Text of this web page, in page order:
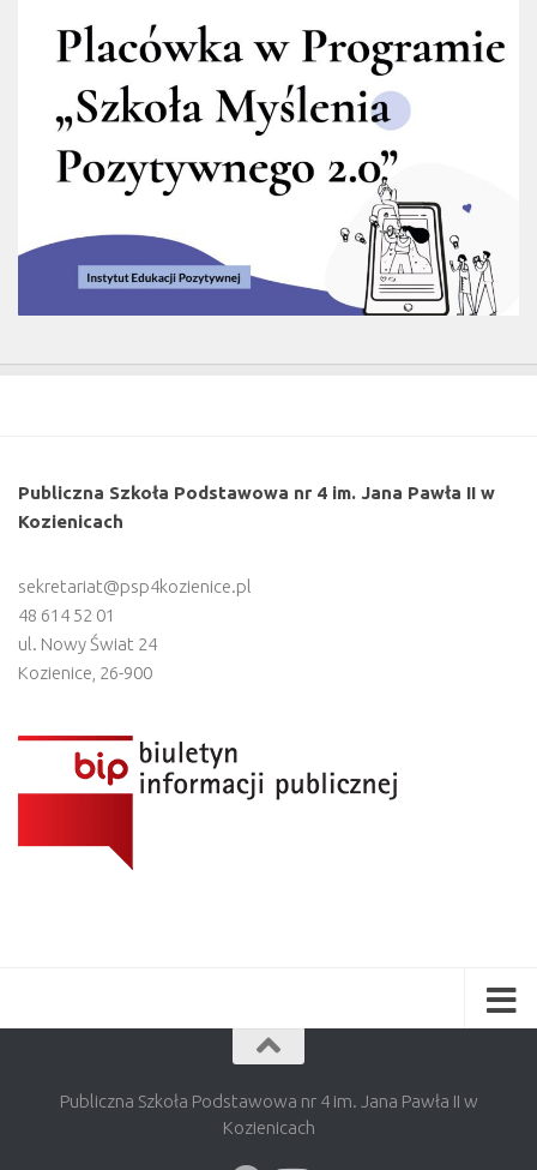
Publiczna Szkoła Podstawowa nr 4 im. Jana Pawła II w
Kozienicach
sekretariat@psp4kozienice.pl
48 614 52 01
ul. Nowy Świat 24
Kozienice 26-900
Publiczna Szkoła Podstawowa nr 4 im. Jana Pawła II w
Kozienicach